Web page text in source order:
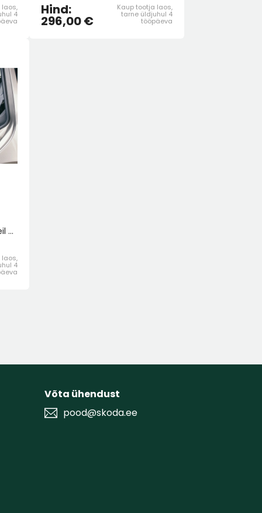
laos,
4 Hind:
296,00 €
Kaup tootja laos,
tarne üldjuhul 4
tööpäeva
Tagaistme kaitsekate. Kui teil on kass, koer või mõni muu loom, siis sobib just teile suur istmekate. See on valmistatud tugavast, veekindlast ning kergesti puhastatavast materjalist ning katab tagaistme täielikult. Kõik Skoda mudelid.
laos,
4
Võta ühendust
pood@skoda.ee